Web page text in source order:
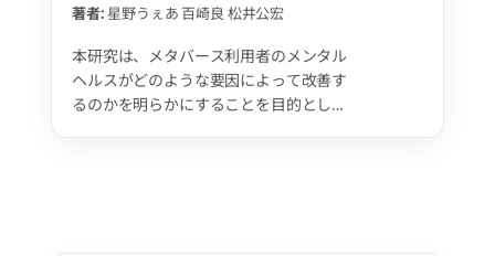
著者: 星野うぇあ 百崎良 松井公宏
本研究は、メタバース利用者のメンタル
ヘルスがどのような要因によって改善す
るのかを明らかにすることを目的とし
ントディスプレイ（HMD）の使用や立位